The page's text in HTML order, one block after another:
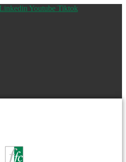
Linkedin Youtube Tiktok